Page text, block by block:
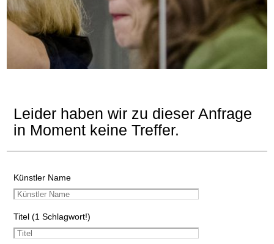
Leider haben wir zu dieser Anfrage
in Moment keine Treffer.
Künstler Name
Titel (1 Schlagwort!)